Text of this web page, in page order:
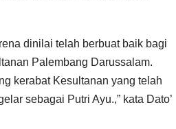
dinilai telah berbuat baik bagi
Palembang Darussalam.
kerabat Kesultanan yang telah
sebagai Putri Ayu.,” kata Dato’